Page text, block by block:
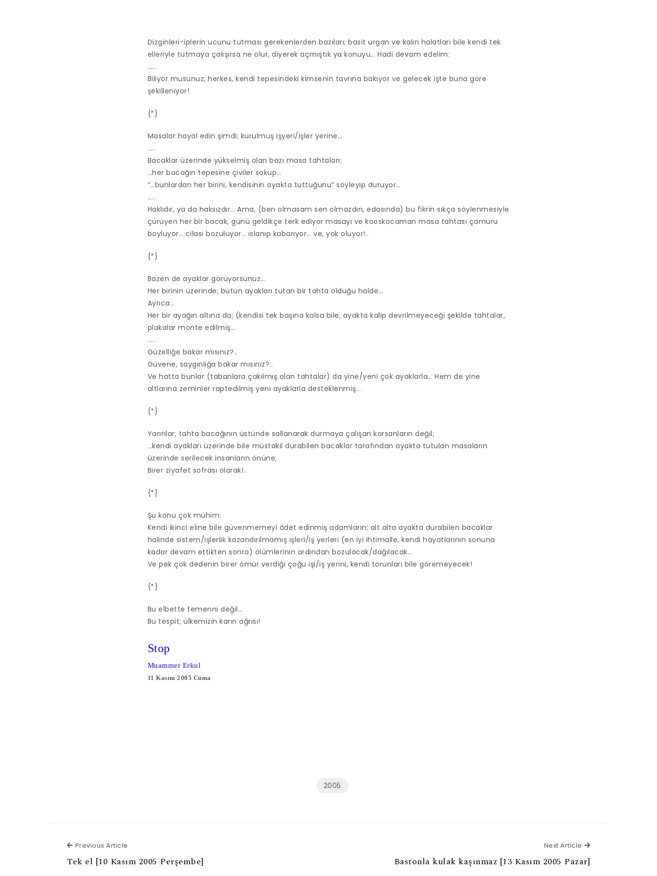
Dizginleri-iplerin ucunu tutması gerekenlerden bazıları; basit urgan ve kalın halatları bile kendi tek
elleriyle tutmaya çalışırsa ne olur, diyerek açmıştık ya konuyu… Hadi devam edelim:
…..
Biliyor musunuz; herkes, kendi tepesindeki kimsenin tavrına bakıyor ve gelecek işte buna göre
şekilleniyor!
{*}
Masalar hayal edin şimdi; kurulmuş işyeri/işler yerine…
…..
Bacaklar üzerinde yükselmiş olan bazı masa tahtaları;
…her bacağın tepesine çiviler sokup…
“…bunlardan her birini, kendisinin ayakta tuttuğunu” söyleyip duruyor…
…..
Haklıdır, ya da haksızdır… Ama, (ben olmasam sen olmazdın, edasında) bu fikrin sıkça söylenmesiyle
çürüyen her bir bacak, günü geldikçe terk ediyor masayı ve kooskocaman masa tahtası çamuru
boyluyor… cilası bozuluyor… ıslanıp kabarıyor… ve, yok oluyor!..
{*}
Bazen de ayaklar görüyorsunuz…
Her birinin üzerinde; bütün ayakları tutan bir tahta olduğu halde…
Ayrıca…
Her bir ayağın altına da; (kendisi tek başına kalsa bile, ayakta kalıp devrilmeyeceği şekilde tahtalar,
plakalar monte edilmiş…
…..
Güzelliğe bakar mısınız?..
Güvene, saygınlığa bakar mısınız?..
Ve hatta bunlar (tabanlara çakılmış olan tahtalar) da yine/yeni çok ayaklarla… Hem de yine
altlarına zeminler raptedilmiş yeni ayaklarla desteklenmiş…
{*}
Yarınlar; tahta bacağının üstünde sallanarak durmaya çalışan korsanların değil;
…kendi ayakları üzerinde bile müstakil durabilen bacaklar tarafından ayakta tutulan masaların
üzerinde serilecek insanların önüne;
Birer ziyafet sofrası olarak!..
{*}
Şu konu çok mühim:
Kendi ikinci eline bile güvenmemeyi âdet edinmiş adamların; alt alta ayakta durabilen bacaklar
halinde sistem/işlerlik kazandırılmamış işleri/iş yerleri (en iyi ihtimalle, kendi hayatlarının sonuna
kadar devam ettikten sonra) ölümlerinin ardından bozulacak/dağılacak…
Ve pek çok dedenin birer ömür verdiği çoğu işi/iş yerini, kendi torunları bile göremeyecek!
{*}
Bu elbette temenni değil…
Bu tespit; ülkemizin karın ağrısı!
Stop
Muammer Erkul
11 Kasım 2005 Cuma
2005
Previous Article
Tek el [10 Kasım 2005 Perşembe]
Next Article Next Article
Bastonla kulak kaşınmaz [13 Kasım 2005 Pazar]